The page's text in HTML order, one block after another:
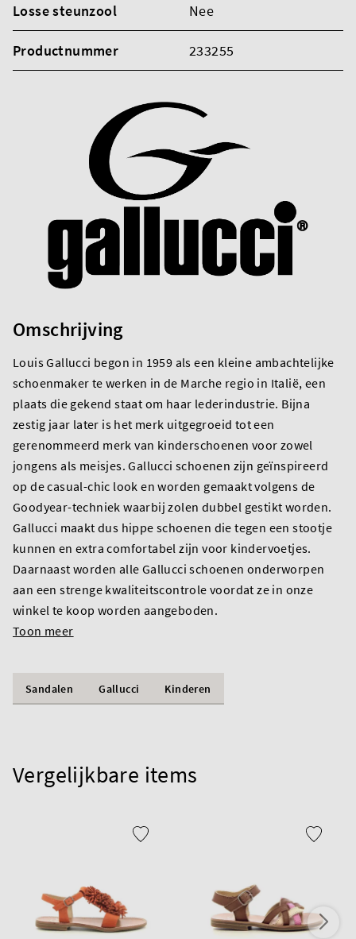
Losse steunzool Nee
Productnummer 233255
Omschrijving
Louis Gallucci begon in 1959 als een kleine ambachtelijke
schoenmaker te werken in de Marche regio in Italië, een
plaats die gekend staat om haar lederindustrie. Bijna
zestig jaar later is het merk uitgegroeid tot een
gerenommeerd merk van kinderschoenen voor zowel
jongens als meisjes. Gallucci schoenen zijn geïnspireerd
op de casual-chic look en worden gemaakt volgens de
Goodyear-techniek waarbij zolen dubbel gestikt worden.
Gallucci maakt dus hippe schoenen die tegen een stootje
kunnen en extra comfortabel zijn voor kindervoetjes.
Daarnaast worden alle Gallucci schoenen onderworpen
aan een strenge kwaliteitscontrole voordat ze in onze
winkel te koop worden aangeboden.
Toon meer
Sandalen Gallucci Kinderen
Vergelijkbare items